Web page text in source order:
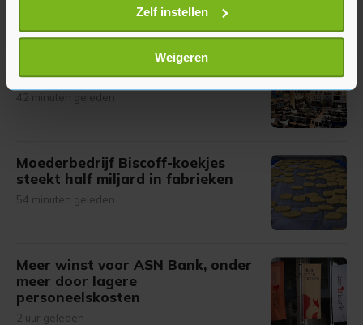
Uw apparaat identificeren door het actief te
scannen op specifieke eigenschappen (fingerprinting)
Lees meer over hoe uw persoonlijke gegevens worden
verwerkt en stel uw voorkeuren in het
U kunt uw toestemming op elk moment wijzigen of
bezoek makkelijker en persoonlijker. Op
onze cookiepagina kun je ons cookiebeleid bekijken en je
gemaakte keuze altijd wijzigen of intrekken.
Zelf instellen
Weigeren
Defensieconcern CSG stijgt op
Damrak na resultaten
42 minuten geleden
Moederbedrijf Biscoff-koekjes
steekt half miljard in fabrieken
54 minuten geleden
Meer winst voor ASN Bank, onder
meer door lagere
personeelskosten
2 uur geleden